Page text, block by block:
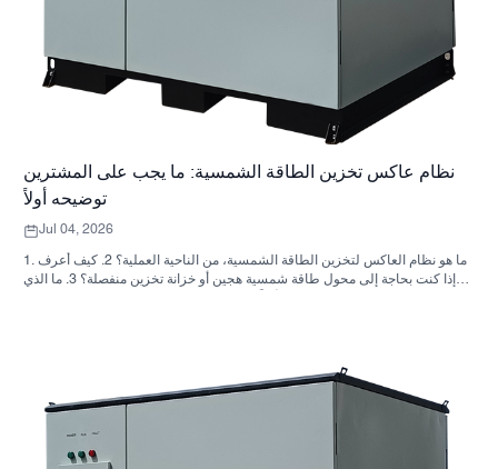
نظام عاكس تخزين الطاقة الشمسية: ما يجب على المشترين
توضيحه أولاً
Jul 04, 2026
1. ما هو نظام العاكس لتخزين الطاقة الشمسية، من الناحية العملية؟ 2. كيف أعرف
ما إذا كنت بحاجة إلى محول طاقة شمسية هجين أو خزانة تخزين منفصلة؟ 3. ما الذي